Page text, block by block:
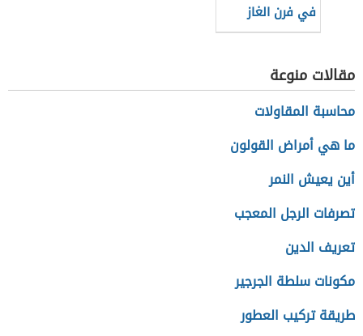
في فرن الغاز
مقالات منوعة
محاسبة المقاولات
ما هي أمراض القولون
أين يعيش النمر
تصرفات الرجل المعجب
تعريف الدين
مكونات سلطة الجرجير
طريقة تركيب العطور